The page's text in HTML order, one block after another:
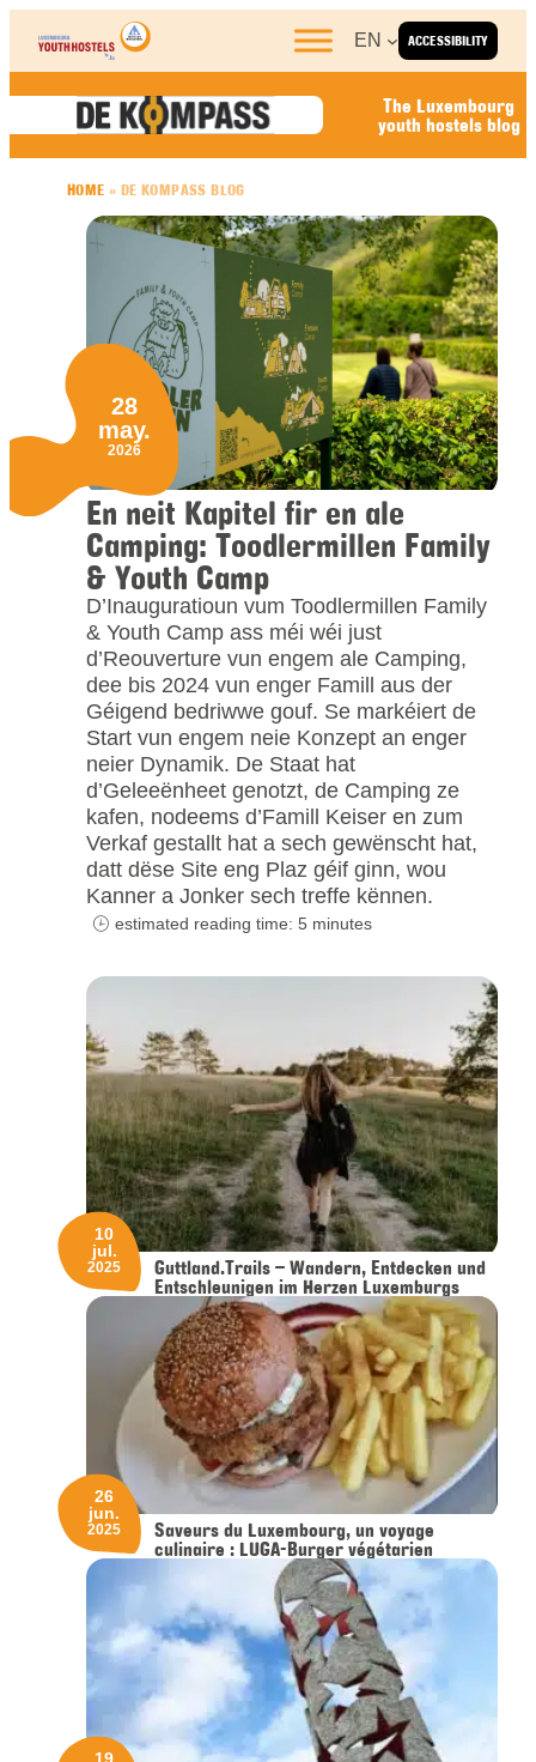
Skip to content
ACCESSIBILITY
EN
The Luxembourg
youth hostels blog
HOME » DE KOMPASS BLOG
En neit Kapitel fir en ale
Camping: Toodlermillen Family
& Youth Camp
D’Inauguratioun vum Toodlermillen Family
& Youth Camp ass méi wéi just
d’Reouverture vun engem ale Camping,
dee bis 2024 vun enger Famill aus der
Géigend bedriwwe gouf. Se markéiert de
Start vun engem neie Konzept an enger
neier Dynamik. De Staat hat
d’Geleeënheet genotzt, de Camping ze
kafen, nodeems d’Famill Keiser en zum
Verkaf gestallt hat a sech gewënscht hat,
datt dëse Site eng Plaz géif ginn, wou
Kanner a Jonker sech treffe kënnen.
28
may.
2026
estimated reading time: 5 minutes
Guttland.Trails – Wandern, Entdecken und
Entschleunigen im Herzen Luxemburgs
10
jul.
2025
Saveurs du Luxembourg, un voyage
culinaire : LUGA-Burger végétarien
26
jun.
2025